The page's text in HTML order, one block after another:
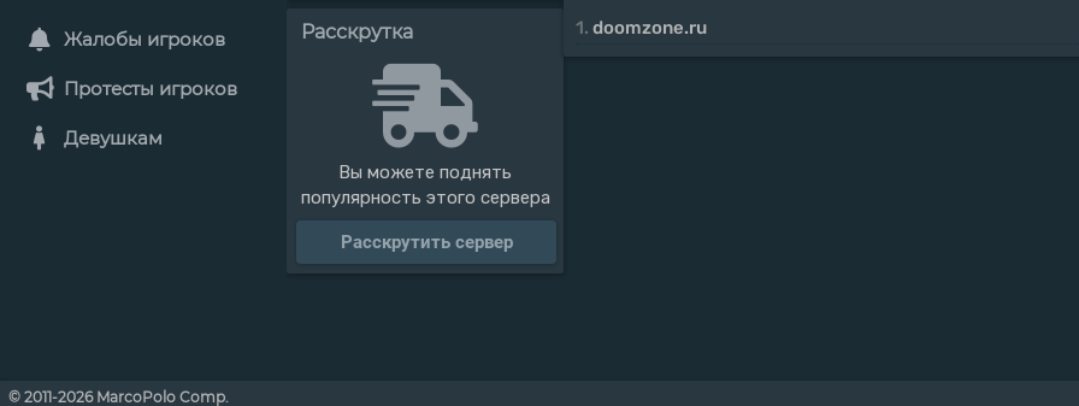
Жалобы игроков
Протесты игроков
Девушкам
Расскрутка
Вы можете поднять
популярность этого сервера
Расскрутить сервер
1. doomzone.ru
© 2011-2026 MarcoPolo Comp.